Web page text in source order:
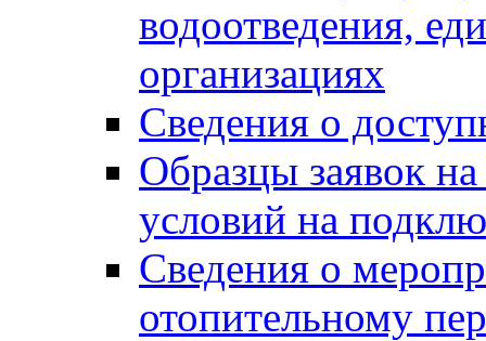
водоотведения,
организациях
Сведения о
Образцы заявок
условий на
Сведения о
отопительному